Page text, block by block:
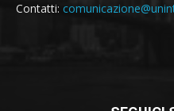
Contatti: